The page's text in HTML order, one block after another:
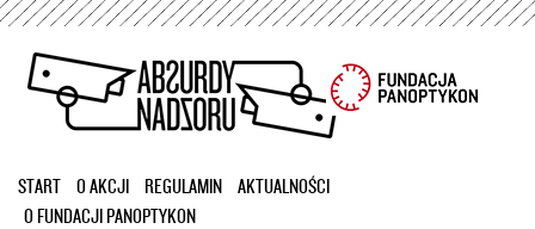
Przejdź
treści
START O AKCJI REGULAMIN
AKTUALNOŚCI
O FUNDACJI PANOPTYKON